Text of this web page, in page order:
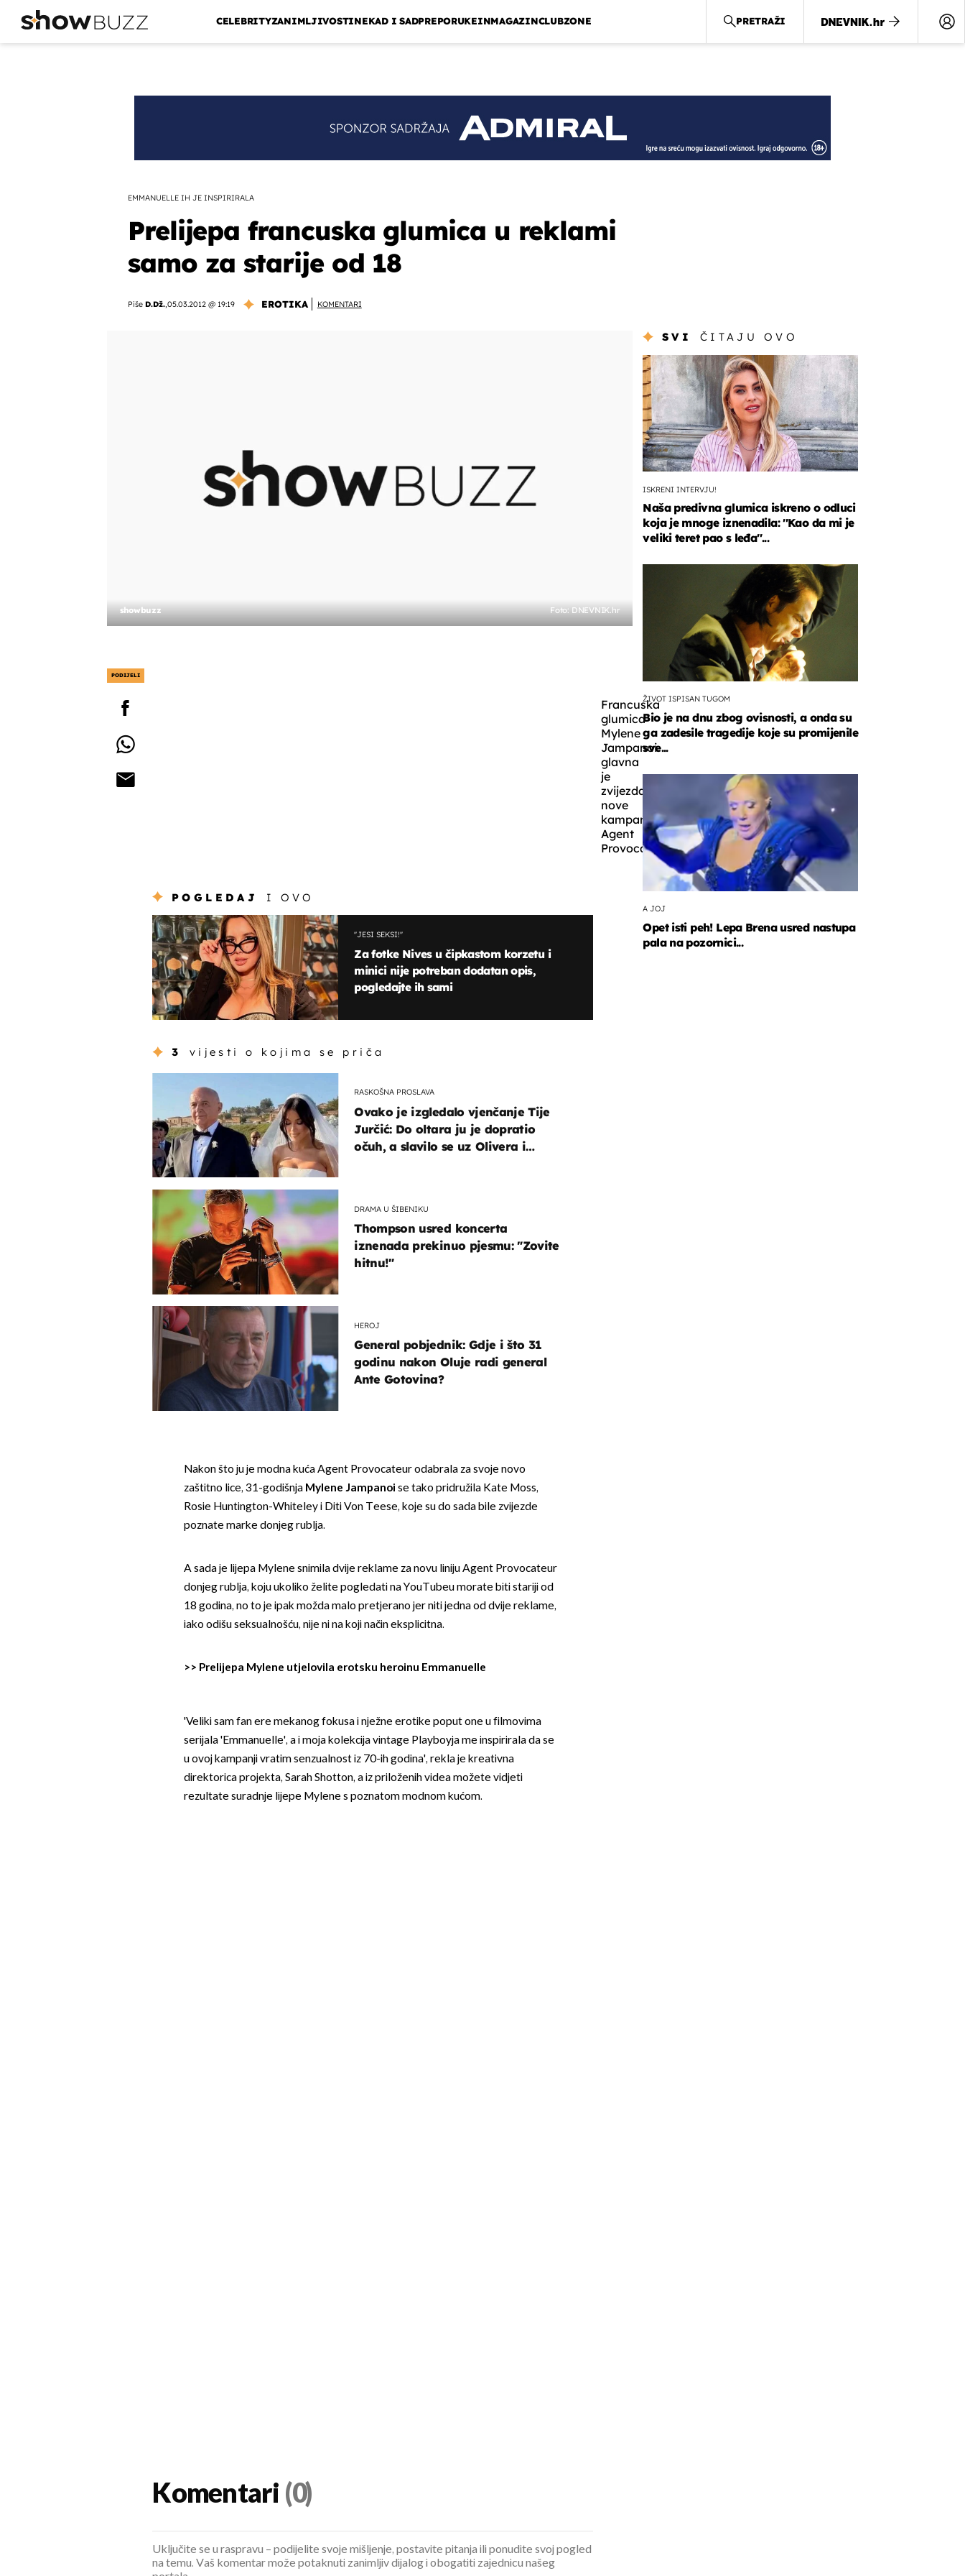
CELEBRITYZANIMLJIVOSTINEKAD I SADPREPORUKEINMAGAZINCLUBZONE PRETRAŽI
EMMANUELLE IH JE INSPIRIRALA
Prelijepa francuska glumica u reklami
samo za starije od 18
Piše D.Dž.,05.03.2012 @ 19:19 EROTIKA KOMENTARI
showbuzz Foto: DNEVNIK.hr
PODIJELI
Francuska
glumica
Mylene
Jampanoi
glavna
je
zvijezda
nove
kampanje
Agent
Provocateura.
POGLEDAJ I OVO
''JESI SEKSI!''
Za fotke Nives u čipkastom korzetu i
minici nije potreban dodatan opis,
pogledajte ih sami
3 vijesti o kojima se priča
RASKOŠNA PROSLAVA
Ovako je izgledalo vjenčanje Tije
Jurčić: Do oltara ju je dopratio
očuh, a slavilo se uz Olivera i
DRAMA U ŠIBENIKU
Thompson usred koncerta
iznenada prekinuo pjesmu: "Zovite
hitnu!"
HEROJ
General pobjednik: Gdje i što 31
godinu nakon Oluje radi general
Ante Gotovina?
Nakon što ju je modna kuća Agent Provocateur odabrala za svoje novo
zaštitno lice, 31-godišnja Mylene Jampanoi se tako pridružila Kate Moss,
Rosie Huntington-Whiteley i Diti Von Teese, koje su do sada bile zvijezde
poznate marke donjeg rublja.
A sada je lijepa Mylene snimila dvije reklame za novu liniju Agent Provocateur
donjeg rublja, koju ukoliko želite pogledati na YouTubeu morate biti stariji od
18 godina, no to je ipak možda malo pretjerano jer niti jedna od dvije reklame,
iako odišu seksualnošću, nije ni na koji način eksplicitna.
>> Prelijepa Mylene utjelovila erotsku heroinu Emmanuelle
'Veliki sam fan ere mekanog fokusa i nježne erotike poput one u filmovima
serijala 'Emmanuelle', a i moja kolekcija vintage Playboyja me inspirirala da se
u ovoj kampanji vratim senzualnost iz 70-ih godina', rekla je kreativna
direktorica projekta, Sarah Shotton, a iz priloženih videa možete vidjeti
rezultate suradnje lijepe Mylene s poznatom modnom kućom.
SVI ČITAJU OVO
ISKRENI INTERVJU!
Naša predivna glumica iskreno o odluci
koja je mnoge iznenadila: ''Kao da mi je
veliki teret pao s leđa''...
ŽIVOT ISPISAN TUGOM
Bio je na dnu zbog ovisnosti, a onda su
ga zadesile tragedije koje su promijenile
sve...
A JOJ
Opet isti peh! Lepa Brena usred nastupa
pala na pozornici...
Komentari (0)
Uključite se u raspravu – podijelite svoje mišljenje, postavite pitanja ili ponudite svoj pogled
na temu. Vaš komentar može potaknuti zanimljiv dijalog i obogatiti zajednicu našeg
OMOGUĆI OBAVIJESTI